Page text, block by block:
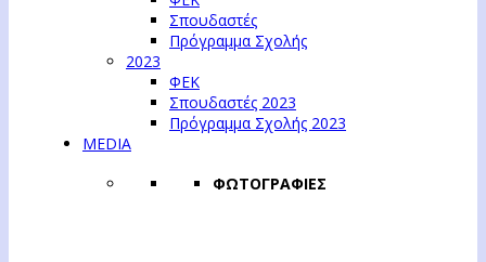
Σπουδαστές
Πρόγραμμα Σχολής
2023
ΦΕΚ
Σπουδαστές 2023
Πρόγραμμα Σχολής 2023
MEDIA
ΦΩΤΟΓΡΑΦΙΕΣ